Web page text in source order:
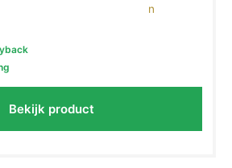
Bekijk product